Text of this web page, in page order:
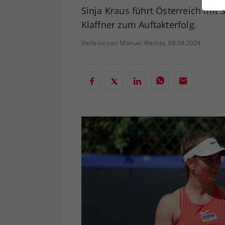
Sinja Kraus führt Österreich mit
Klaffner zum Auftakterfolg.
Verfasst von: Manuel Wachta, 08.04.2024